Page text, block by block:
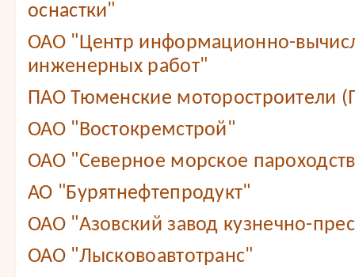
оснастки"
ОАО "Центр информационно-
инженерных работ"
ПАО Тюменские моторостроители
ОАО "Востокремстрой"
ОАО "Северное морское
АО "Бурятнефтепродукт"
ОАО "Азовский завод кузнечно-
ОАО "Лысковоавтотранс"